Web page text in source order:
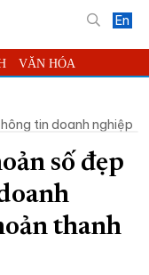
En
VĂN HÓA
BẠN ĐỌC PHÓNG SỰ
ONLINE
tin doanh nghiệp
số đẹp
thanh